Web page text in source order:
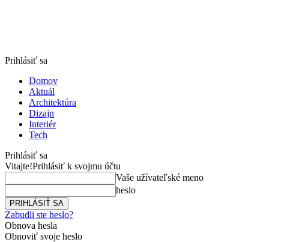
Prihlásiť sa
Domov
Aktuál
Architektúra
Dizajn
Interiér
Tech
Prihlásiť sa
Vitajte!Prihlásiť k svojmu účtu
Vaše užívateľské meno
heslo
Zabudli ste heslo?
Obnova hesla
Obnoviť svoje heslo